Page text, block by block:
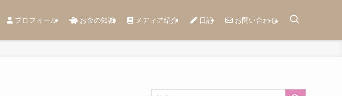
プロフィール お金の知識 メディア紹介 日記 お問い合わせ